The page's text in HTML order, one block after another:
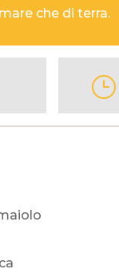
che di terra.
}